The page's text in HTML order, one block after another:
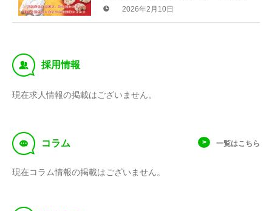
う！
2026年2月10日
‰ 採用情報
現在求人情報の掲載はございません。
f コラム 一覧はこちら
現在コラム情報の掲載はございません。